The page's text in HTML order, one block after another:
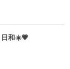
日和☀️💗